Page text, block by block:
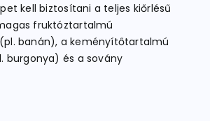
kell biztosítani a teljes kiőrlésű
fruktóztartalmú
banán), a keményítőtartalmú
burgonya) és a sovány